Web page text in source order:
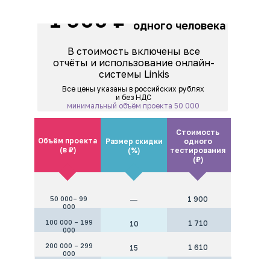
Объём проекта
(в ₽)
Стоимость
одного
тестирования
(₽)
Размер скидки
(%)
1 900 ₽
одного человека
В стоимость включены все
отчёты и использование онлайн-
системы Linkis
Все цены указаны в российских рублях
и без НДС
минимальный объём проекта 50 000
50 000– 99
000
100 000 – 199
000
200 000 – 299
000
1 900
1 710
1 610
―
10
15